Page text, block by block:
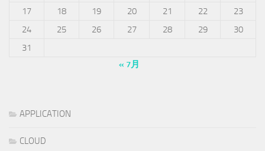
17
18 19 20 21 22
23
24
25 26 27 28 29
30
31
« 7月
APPLICATION
CLOUD